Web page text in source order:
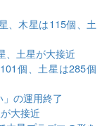
、木星は115個、土
、土星が大接近
個、土星は285個
の運用終了
大接近